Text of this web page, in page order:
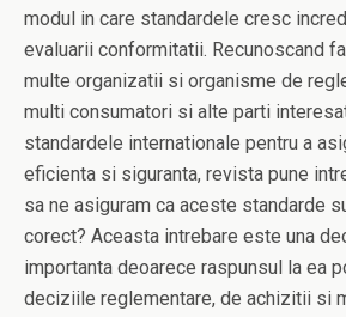
modul in care standardele cresc
evaluarii conformitatii. Recunoscand
multe organizatii si organisme de
multi consumatori si alte parti
standardele internationale pentru a
eficienta si siguranta, revista pune
sa ne asiguram ca aceste standarde
corect? Aceasta intrebare este una
importanta deoarece raspunsul la ea
deciziile reglementare, de achizitii si